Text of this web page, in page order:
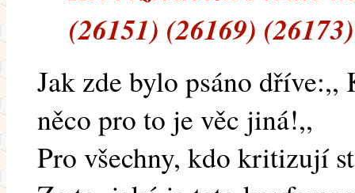
(26151) (26169)
Jak zde bylo psáno
něco pro to je věc jiná!,,
Pro všechny, kdo kritizují